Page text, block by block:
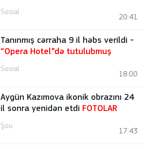
Sosial
20:41
Tanınmış cərraha 9 il həbs verildi -
“Opera Hotel”də tutulubmuş
Sosial
18:00
Aygün Kazımova ikonik obrazını 24
il sonra yenidən etdi FOTOLAR
Şou
17:43